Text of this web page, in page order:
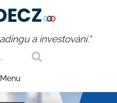
a investování.“
Menu